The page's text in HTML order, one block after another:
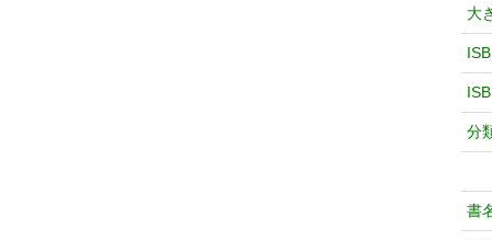
大
分
書